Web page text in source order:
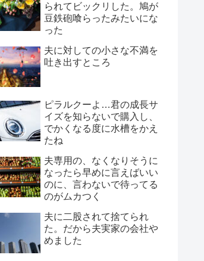
られてビックリした。鳩が
豆鉄砲喰らったみたいにな
った
夫に対しての小さな不満を
吐き出すところ
ピラルクーよ…君の成長サ
イズを知らないで購入し、
でかくなる度に水槽をかえ
たね
夫専用の、なくなりそうに
なったら早めに言えばいい
のに、言わないで待ってる
のがムカつく
夫に二股されて捨てられ
た。だから夫実家の会社や
めました